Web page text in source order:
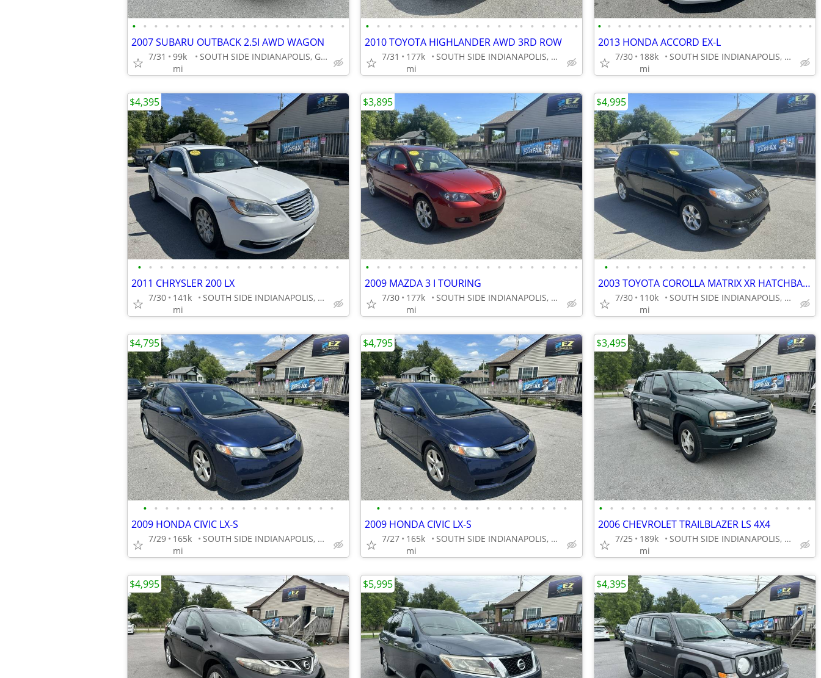
• • • • • • • • • • • • • • • • • • • •
2007 SUBARU OUTBACK 2.5I AWD WAGON
7/31
99k
mi
SOUTH SIDE INDIANAPOLIS, GREENWOOD
• • • • • • • • • • • • • • • • • • • •
2010 TOYOTA HIGHLANDER AWD 3RD ROW
7/31
177k
mi
SOUTH SIDE INDIANAPOLIS, GREENWOOD
• • • • • • • • • • • • • • • • • • • • • •
2013 HONDA ACCORD EX-L
7/30
188k
mi
SOUTH SIDE INDIANAPOLIS, GREENWOOD
• • • • • • • • • • • • • • • • • • •
2011 CHRYSLER 200 LX
7/30
141k
mi
SOUTH SIDE INDIANAPOLIS, GREENWOOD
$4,395
• • • • • • • • • • • • • • • • • • • •
2009 MAZDA 3 I TOURING
7/30
177k
mi
SOUTH SIDE INDIANAPOLIS, GREENWOOD
$3,895
• • • • • • • • • • • • • • • • • • •
2003 TOYOTA COROLLA MATRIX XR HATCHBACK
7/30
110k
mi
SOUTH SIDE INDIANAPOLIS, GREENWOOD
$4,995
• • • • • • • • • • • • • • • • • •
2009 HONDA CIVIC LX-S
7/29
165k
mi
SOUTH SIDE INDIANAPOLIS, GREENWOOD
$4,795
• • • • • • • • • • • • • • • • • •
2009 HONDA CIVIC LX-S
7/27
165k
mi
SOUTH SIDE INDIANAPOLIS, GREENWOOD
$4,795
• • • • • • • • • • • • • • • • • • • •
2006 CHEVROLET TRAILBLAZER LS 4X4
7/25
189k
mi
SOUTH SIDE INDIANAPOLIS, GREENWOOD
$3,495
$4,995 $5,995 $4,395